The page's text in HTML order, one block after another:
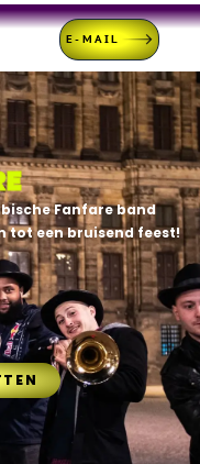
E-MAIL
Fanfare band
tot een bruisend feest!